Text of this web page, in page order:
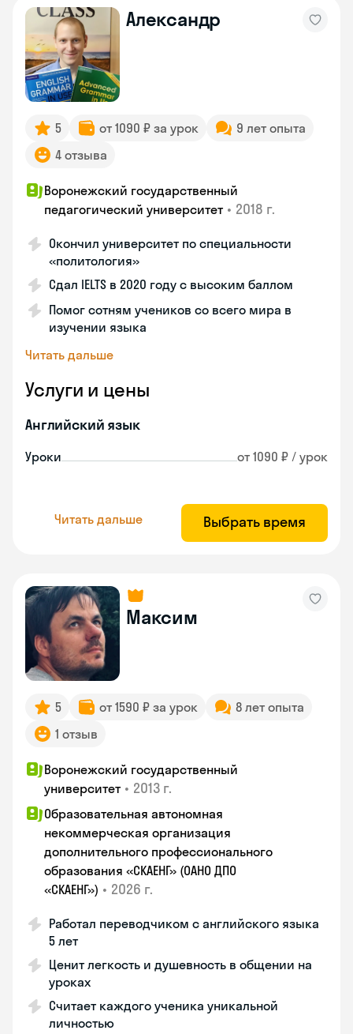
Александр
5 от 1090 ₽ за урок
9 лет опыта
4 отзыва
Воронежский государственный
педагогический университет • 2018 г.
Окончил университет по специальности
«политология»
Сдал IELTS в 2020 году с высоким баллом
Помог сотням учеников со всего мира в
изучении языка
Читать дальше
Услуги и цены
Английский язык
Уроки от 1090 ₽ / урок
Читать дальше Выбрать время
Максим
5 от 1590 ₽ за урок
8 лет опыта
1 отзыв
Воронежский государственный
университет • 2013 г.
Образовательная автономная
некоммерческая организация
дополнительного профессионального
образования «СКАЕНГ» (ОАНО ДПО
«СКАЕНГ») • 2026 г.
Работал переводчиком с английского языка
5 лет
Ценит легкость и душевность в общении на
уроках
Считает каждого ученика уникальной
личностью